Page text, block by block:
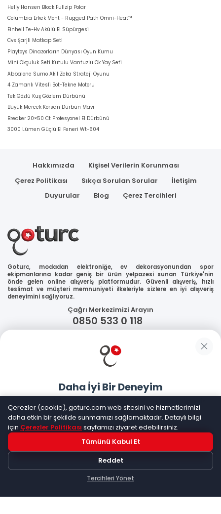
Helly Hansen Block Fullzip Polar
Columbia Erkek Mont - Rugged Path Omni-Heat™
Einhell Te-Hv Akülü El Süpürgesi
Cvs Şarjli Matkap Seti
Playtoys Dinazorların Dünyası Oyun Kumu
Mini Okçuluk Seti Kutulu Vantuzlu Ok Yay Seti
Abbalone Sumo Akil Zeka Strateji Oyunu
4 Zamanlı Vitesli Bot-Tekne Motoru
Tek Gözlü Kuş Gözlem Dürbünü
Büyük Mercek Korsan Dürbün Mavi
Breaker 20×50 Ct Profesyonel El Dürbünü
3000 Lümen Güçlü El Feneri Wt-604
Hakkımızda
Kişisel Verilerin Korunması
Çerez Politikası
Sıkça Sorulan Sorular
İletişim
Duyurular
Blog Çerez Tercihleri
Goturc, modadan elektroniğe, ev dekorasyonundan spor
ekipmanlarına kadar geniş bir ürün yelpazesi sunan Türkiye'nin
önde gelen online alışveriş platformudur. Güvenli alışveriş, hızlı
teslimat ve müşteri memnuniyeti ilkeleriyle sizlere en iyi alışveriş
deneyimini sağlıyoruz.
Çağrı Merkezimizi Arayın
0850 533 0 118
Güvenliğiniz
Sosyal Medya
Mobil Uygulamalarımız
Daha İyi Bir Deneyim
Goturc mobil uygulamasıyla daha hızlı ve kolay alışveriş
yapın
Hemen Dene!
Uygulama yüklüyse açılacak, değilseGoogle Play'e
yönlendirileceksiniz
Çerezler (cookie), goturc.com web sitesini ve hizmetlerimizi
daha etkin bir şekilde sunmamızı sağlamaktadır. Detaylı bilgi
için Çerezler Politikası sayfamızı ziyaret edebilirsiniz.
Tümünü Kabul Et
Reddet
Tercihleri Yönet